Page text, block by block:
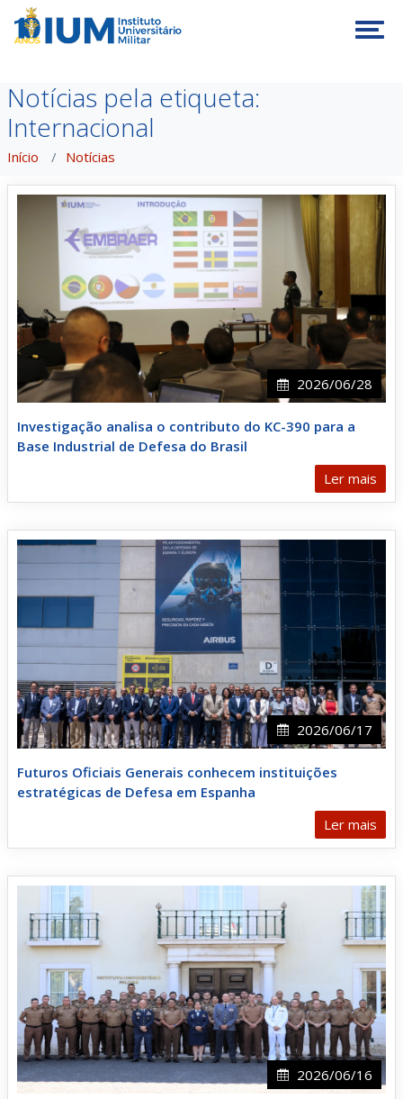
Notícias pela etiqueta:
Internacional
Início Notícias
2026/06/28
Investigação analisa o contributo do KC-390 para a
Base Industrial de Defesa do Brasil
Ler mais
2026/06/17
Futuros Oficiais Generais conhecem instituições
estratégicas de Defesa em Espanha
Ler mais
2026/06/16